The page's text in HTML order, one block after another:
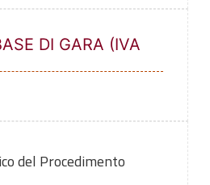
DI GARA (IVA
del Procedimento